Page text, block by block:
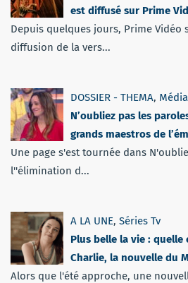
est diffusé sur Prime
Depuis quelques jours, Prime Vidéo
diffusion de la vers...
DOSSIER - THEMA,
N’oubliez pas les
grands maestros de
Une page s'est tournée dans
l''élimination d...
A LA UNE, Séries Tv
Plus belle la vie :
Charlie, la nouvelle du
Alors que l'été approche, une